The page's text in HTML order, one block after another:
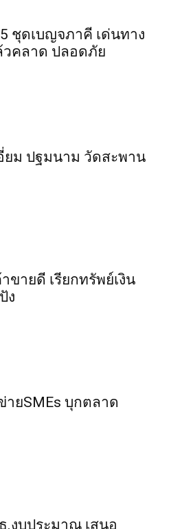
ชุดเบญจ​ภาคี​ เด่นทาง
คลาด​ ปลอดภัย​
ยม ​ปฐม​นาม​ วัดสะพาน
ขาย​ดี​ เรียก​ทรัพย์เงิน
ง​
ายSMEs บุกตลาด
.งบประมาณ เสนอ